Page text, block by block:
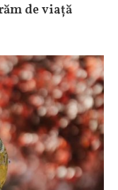
de viață